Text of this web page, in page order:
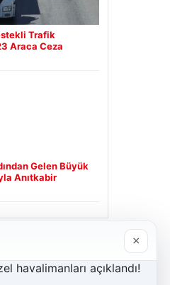
Trafik
Araca Ceza
Gelen Büyük
Anıtkabir
×